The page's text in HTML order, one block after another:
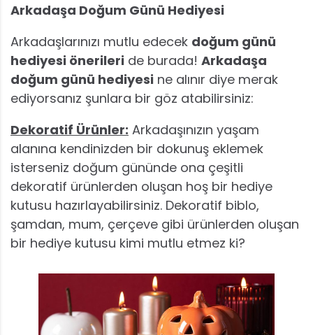
Arkadaşa Doğum Günü Hediyesi
Arkadaşlarınızı mutlu edecek doğum günü
hediyesi önerileri de burada! Arkadaşa
doğum günü hediyesi ne alınır diye merak
ediyorsanız şunlara bir göz atabilirsiniz:
Dekoratif Ürünler: Arkadaşınızın yaşam
alanına kendinizden bir dokunuş eklemek
isterseniz doğum gününde ona çeşitli
dekoratif ürünlerden oluşan hoş bir hediye
kutusu hazırlayabilirsiniz. Dekoratif biblo,
şamdan, mum, çerçeve gibi ürünlerden oluşan
bir hediye kutusu kimi mutlu etmez ki?